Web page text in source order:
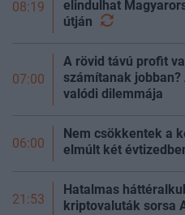
08:19
elindulhat
útján
07:00
A rövid távú profit
számítanak
valódi dilemmája
06:00
Nem csökkentek a
elmúlt két
21:53
Hatalmas
kriptovaluták sorsa